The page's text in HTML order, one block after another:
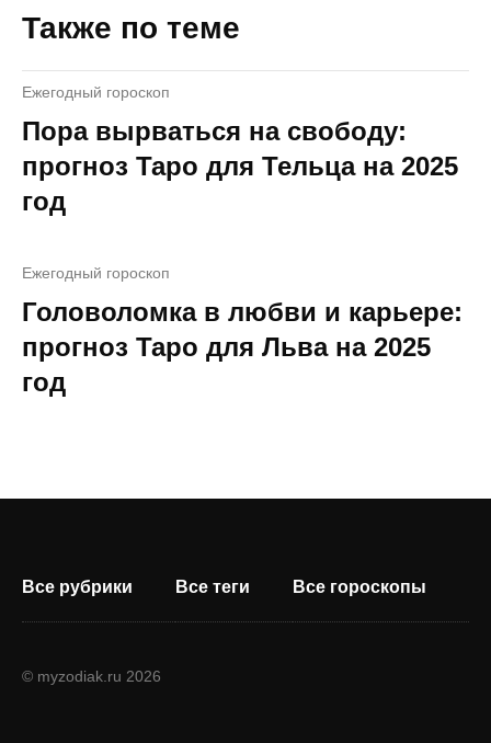
Также по теме
Ежегодный гороскоп
Пора вырваться на свободу:
прогноз Таро для Тельца на 2025
год
Ежегодный гороскоп
Головоломка в любви и карьере:
прогноз Таро для Льва на 2025
год
Все рубрики Все теги Все гороскопы
© myzodiak.ru 2026